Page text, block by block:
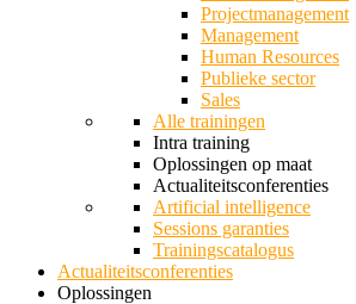
Projectmanagement
Management
Human Resources
Publieke sector
Sales
Alle trainingen
Intra training
Oplossingen op maat
Actualiteitsconferenties
Artificial intelligence
Sessions garanties
Trainingscatalogus
Actualiteitsconferenties
Oplossingen